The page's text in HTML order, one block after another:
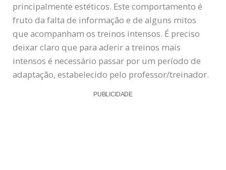
principalmente estéticos. Este comportamento é
fruto da falta de informação e de alguns mitos
que acompanham os treinos intensos. É preciso
deixar claro que para aderir a treinos mais
intensos é necessário passar por um período de
adaptação, estabelecido pelo professor/treinador.
PUBLICIDADE